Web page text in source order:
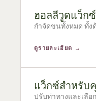
ฮอลลีวูดแว็กซ์
กำจัดขนทั้งหมด ทั้
ดูรายละเอียด →
แว็กซ์สำหรับ
ปรับท่าทางและเลือ